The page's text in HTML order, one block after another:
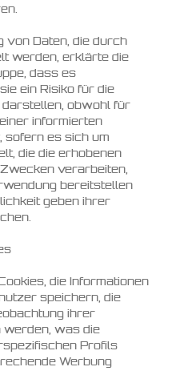
von Daten, die durch
werden, erklärte die
dass es
ein Risiko für die
obwohl für
informierten
sofern es sich um
die die erhobenen
verarbeiten,
bereitstellen
geben ihrer
die Informationen
speichern, die
ihrer
was die
Profils
Werbung